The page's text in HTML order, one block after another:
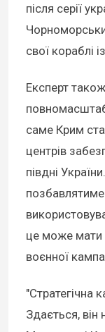
після серії
свої кораблі
Експерт
саме Крим
центрів
півдні
це може мати
воєнної
"Стратегічна
Здається, він